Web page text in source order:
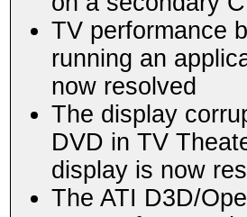
TV performance
running an
now resolved
The display
DVD in TV
display is now
The ATI D3D/